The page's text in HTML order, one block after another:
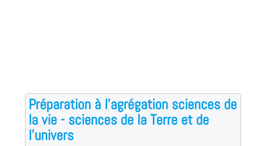
Préparation à l'agrégation sciences de
la vie - sciences de la Terre et de
l'univers